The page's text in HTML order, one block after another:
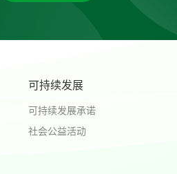
可持续发展
可持续发展承诺
社会公益活动